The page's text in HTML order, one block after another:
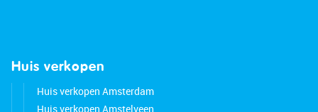
Huis verkopen
Huis verkopen Amsterdam
Huis verkopen Amstelveen